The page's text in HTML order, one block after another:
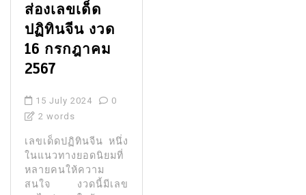
ส่องเลขเด็ด
ปฏิทินจีน งวด
16 กรกฎาคม
2567
15 July 2024
0
2 words
เลขเด็ดปฏิทินจีน หนึ่ง
ในแนวทางยอดนิยมที่
หลายคนให้ความ
สนใจ งวดนี้มีเลข